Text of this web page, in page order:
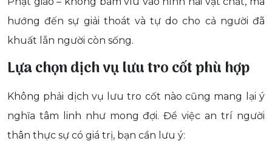
hướng đến sự giải thoát và tự do cho cả người đã
khuất lẫn người còn sống.
Lựa chọn dịch vụ lưu tro cốt phù hợp
Không phải dịch vụ lưu tro cốt nào cũng mang lại ý
nghĩa tâm linh như mong đợi. Để việc an trí người
thân thực sự có giá trị, bạn cần lưu ý: